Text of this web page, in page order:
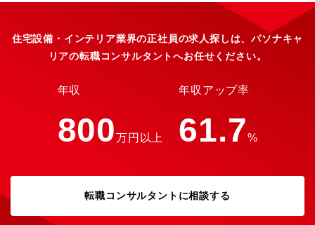
評価全体での評価制度もあり多方面での評価を実施しておりま
す。ソフトバンクに連動した資格手当も充実しており、自分の頑
張りがそのまま年収UPへと繋がります。早いものは入社3か月後
から受けられるので自分のスキルを高めるチャンスが数多くあり
ます。＜人とのつながりを大切に…！研修も多く幅広いキャリア
男女様々なお客様と関わることをが出来、仲間とのチームワーク
も充実しており、店長/エリアマネージャーの登用はもちろん、店
舗開発や販売エキスパートなどのキャリアで長期的なキャリアを
住宅設備・インテリア業界の正社員の求人探しは、パソナキャ
リアの転職コンサルタントへお任せください。
年収
800万円以上
年収アップ率
61.7%
転職コンサルタントに相談する